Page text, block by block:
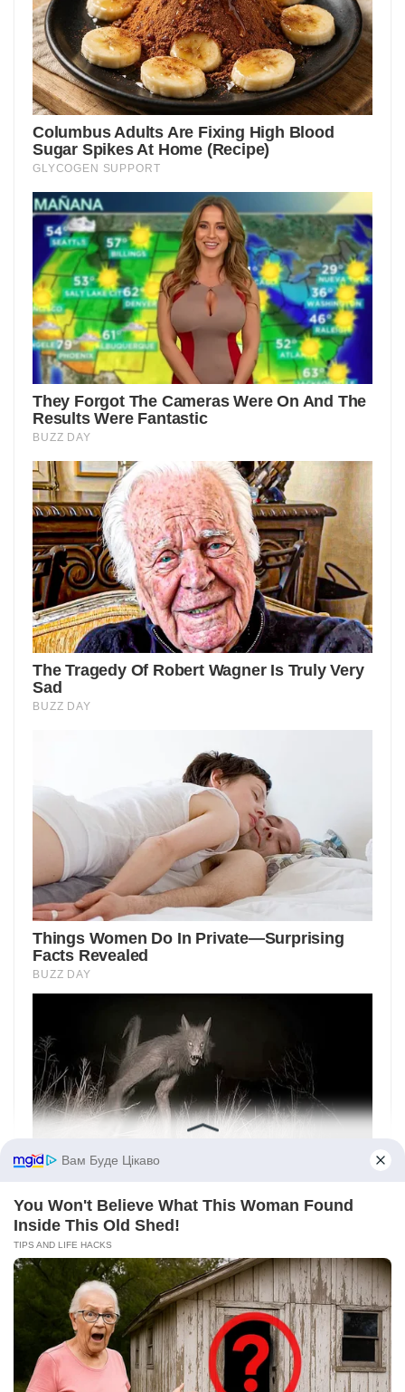
Вам Буде Цікаво
You Won't Believe What This Woman Found
Inside This Old Shed!
TIPS AND LIFE HACKS